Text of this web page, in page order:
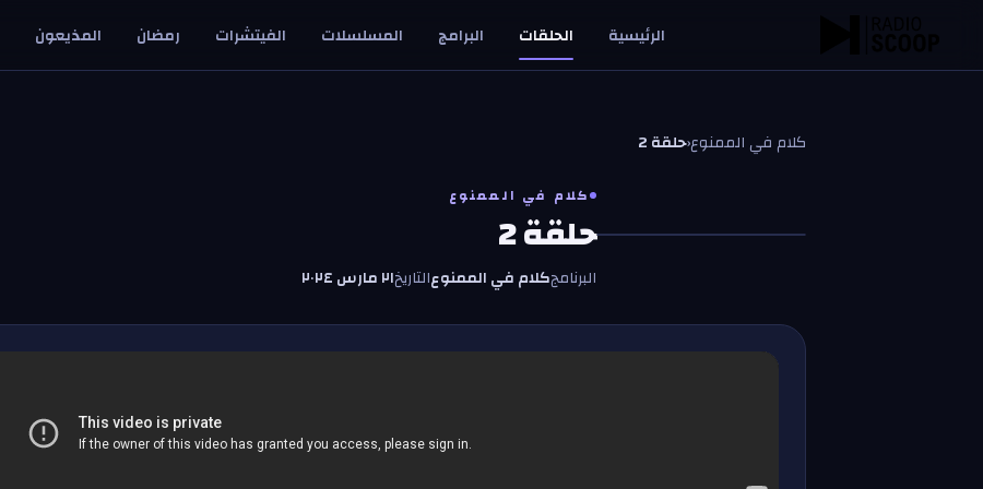
الرئيسية الحلقات البرامج المسلسلات الفيتشرات رمضان المذيعون
كلام في الممنوع‹حلقة 2
ك
كلام في الممنوع
حلقة 2
البرنامجكلام في الممنوعالتاريخ٢١ مارس ٢٠٢٤